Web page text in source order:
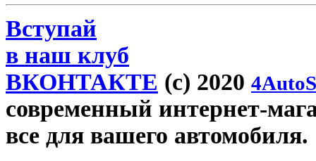
Вступай
в наш клуб
ВКОНТАКТЕ (c) 2020
современный интернет-
все для вашего автомобиля.